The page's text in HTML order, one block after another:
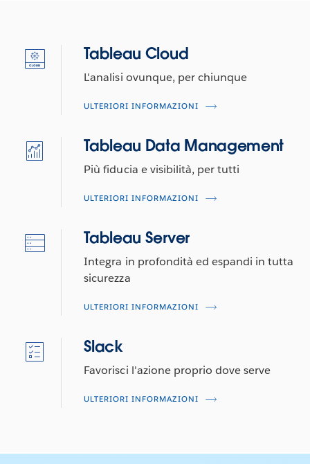
Tableau Cloud
L'analisi ovunque, per chiunque
ULTERIORI INFORMAZIONI
Tableau Data Management
Più fiducia e visibilità, per tutti
ULTERIORI INFORMAZIONI
Tableau Server
Integra in profondità ed espandi in tutta
sicurezza
ULTERIORI INFORMAZIONI
Slack
Favorisci l'azione proprio dove serve
ULTERIORI INFORMAZIONI